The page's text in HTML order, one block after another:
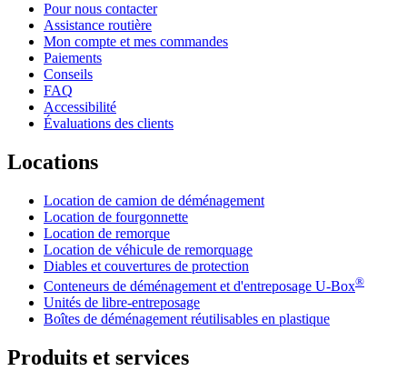
Pour nous contacter
Assistance routière
Mon compte et mes commandes
Paiements
Conseils
FAQ
Accessibilité
Évaluations des clients
Locations
Location de camion de déménagement
Location de fourgonnette
Location de remorque
Location de véhicule de remorquage
Diables et couvertures de protection
Conteneurs de déménagement et d'entreposage U-Box®
Unités de libre-entreposage
Boîtes de déménagement réutilisables en plastique
Produits et services